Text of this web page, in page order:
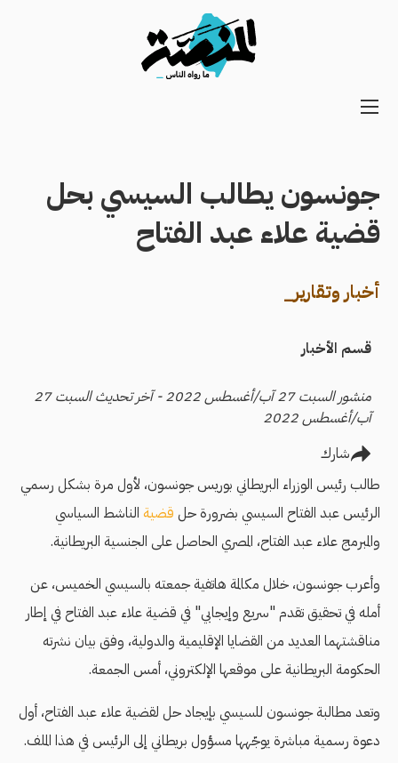
Main
Navigation
جونسون يطالب السيسي بحل
قضية علاء عبد الفتاح
أخبار وتقارير_
قسم الأخبار
منشور السبت 27 آب/أغسطس 2022 - آخر تحديث السبت 27
آب/أغسطس 2022
شارك
طالب رئيس الوزراء البريطاني بوريس جونسون، لأول مرة بشكل رسمي
الرئيس عبد الفتاح السيسي بضرورة حل قضية الناشط السياسي
والمبرمج علاء عبد الفتاح، المصري الحاصل على الجنسية البريطانية.
وأعرب جونسون، خلال مكالمة هاتفية جمعته بالسيسي الخميس، عن
أمله في تحقيق تقدم "سريع وإيجابي" في قضية علاء عبد الفتاح في إطار
مناقشتهما العديد من القضايا الإقليمية والدولية، وفق بيان نشرته
الحكومة البريطانية على موقعها الإلكتروني، أمس الجمعة.
وتعد مطالبة جونسون للسيسي بإيجاد حل لقضية علاء عبد الفتاح، أول
دعوة رسمية مباشرة يوجّهها مسؤول بريطاني إلى الرئيس في هذا الملف.